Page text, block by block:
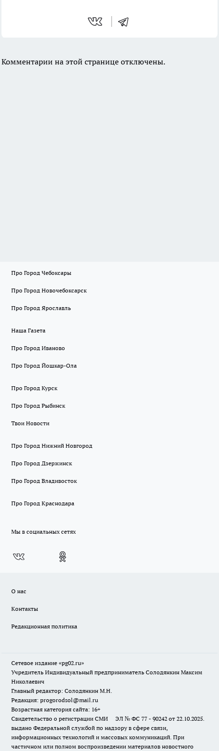
Комментарии на этой странице отключены.
Про Город Чебоксары
Про Город Новочебоксарск
Про Город Ярославль
Наша Газета
Про Город Иваново
Про Город Йошкар-Ола
Про Город Курск
Про Город Рыбинск
Твои Новости
Про Город Нижний Новгород
Про Город Дзержинск
Про Город Владивосток
Про Город Краснодара
Мы в социальных сетях
О нас
Контакты
Редакционная политика
Сетевое издание «pg02.ru»
Учредитель Индивидуальный предприниматель Солодянкин Максим
Николаевич
Главный редактор: Солодянкин М.Н.
Редакция: progorodsol@mail.ru
Возрастная категория сайта: 16+
Свидетельство о регистрации СМИ ЭЛ № ФС 77 - 90242 от 22.10.2025.
выдано Федеральной службой по надзору в сфере связи,
информационных технологий и массовых коммуникаций. При
частичном или полном воспроизведении материалов новостного